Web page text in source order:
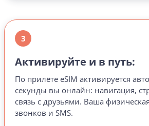
3
Активируйте и в путь:
По прилёте eSIM активируется
секунды вы онлайн: навигация,
связь с друзьями. Ваша
звонков и SMS.